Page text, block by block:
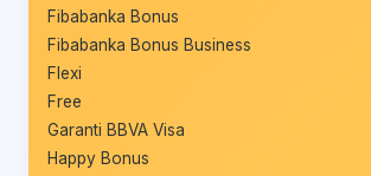
Fibabanka Bonus
Fibabanka Bonus Business
Flexi
Free
Garanti BBVA Visa
Happy Bonus